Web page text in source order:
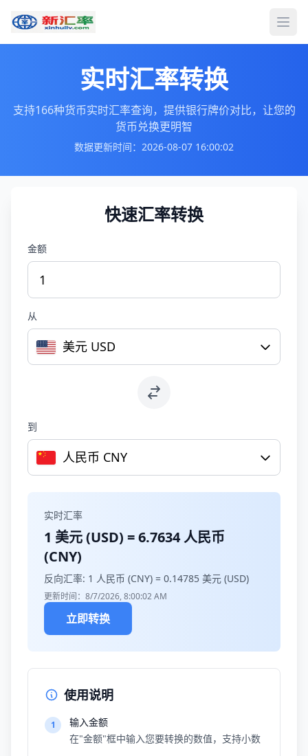
打开
实时汇率转换
支持166种货币实时汇率查询，提供银行牌价对比，让您的
货币兑换更明智
数据更新时间：2026-08-07 16:00:02
快速汇率转换
金额
从
美元 USD
到
人民币 CNY
实时汇率
1 美元 (USD) =6.7634人民币
(CNY)
反向汇率: 1 人民币 (CNY) = 0.14785 美元 (USD)
更新时间：8/7/2026, 8:00:02 AM
立即转换
使用说明
1
输入金额
在"金额"框中输入您要转换的数值，支持小数